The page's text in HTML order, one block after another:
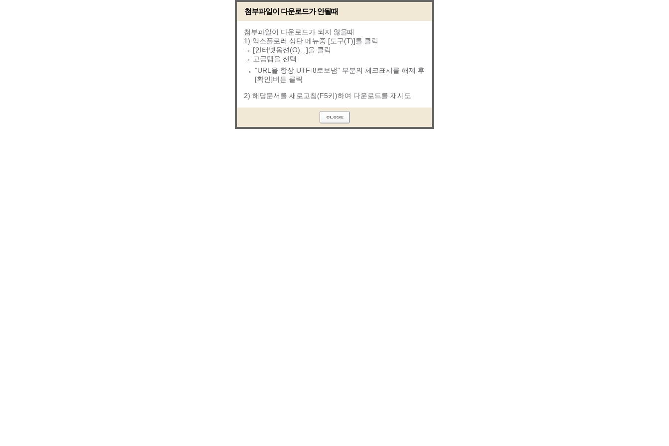
첨부파일이 다운로드가 안될때
첨부파일이 다운로드가 되지 않을때
1) 익스플로러 상단 메뉴중 [도구(T)]를 클릭
→ [인터넷옵션(O)...]을 클릭
→ 고급탭을 선택
"URL을 항상 UTF-8로보냄" 부분의 체크표시를 해제 후
[확인]버튼 클릭
2) 해당문서를 새로고침(F5키)하여 다운로드를 재시도